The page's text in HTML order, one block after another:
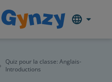
Quiz pour la classe: Anglais-
Introductions